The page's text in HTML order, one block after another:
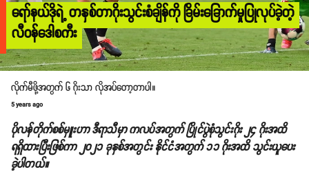
ရော်နယ်ဒိုရဲ့ တနှစ်တာဂိုးသွင်းစံချိန်ကို ခြိမ်းခြောက်မှုပြုလုပ်ခဲ့တဲ့
လီဝန်ဒေါစကီး
လိုက်မီဖို့အတွက် ၆ ဂိုးသာ လိုအပ်တော့တာပါ။
5 years ago
ပိုလန်တိုက်စစ်မှူးဟာ ဒီရာသီမှာ ကလပ်အတွက် ပြိုင်ပွဲစုံသွင်းဂိုး ၂၄ ဂိုးအထိ
ရရှိထားပြီးဖြစ်ကာ ၂၀၂၁ ခုနှစ်အတွင်း နိုင်ငံအတွက် ၁၁ ဂိုးအထိ သွင်းယူပေး
ခဲ့ပါတယ်။